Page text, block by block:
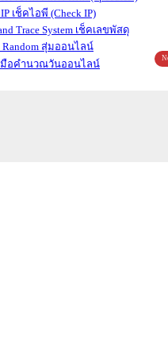
เช็คไอพี (Check IP)
เช็คเลขพัสดุ
สุ่มออนไลน์
มือคำนวณวันออนไลน์